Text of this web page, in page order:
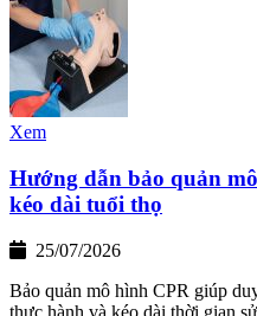
Xem
Hướng dẫn bảo quản
kéo dài tuổi thọ
25/07/2026
Bảo quản mô hình CPR giúp
thực hành và kéo dài thời gian